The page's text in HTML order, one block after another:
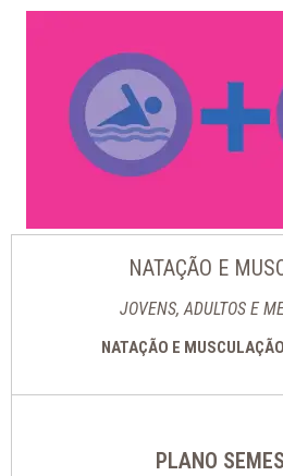
NATAÇÃO E
JOVENS, ADULTOS E
NATAÇÃO E
PLANO